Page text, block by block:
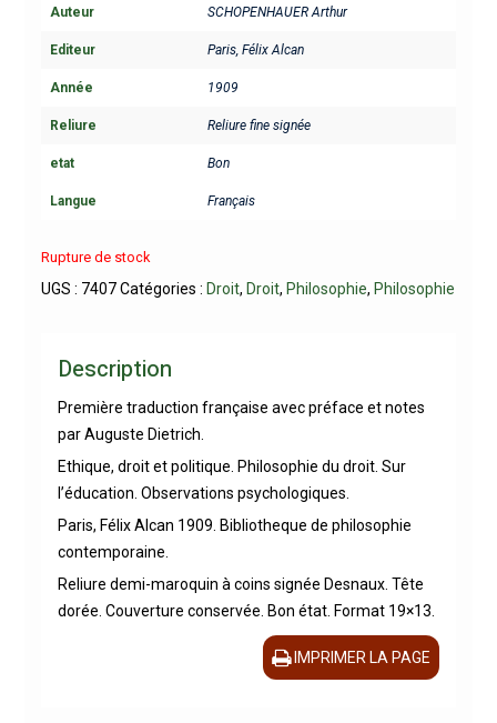
Auteur SCHOPENHAUER Arthur
Editeur Paris, Félix Alcan
Année 1909
Reliure Reliure fine signée
etat Bon
Langue Français
Rupture de stock
UGS : 7407 Catégories : Droit, Droit, Philosophie, Philosophie
Description
Première traduction française avec préface et notes
par Auguste Dietrich.
Ethique, droit et politique. Philosophie du droit. Sur
l’éducation. Observations psychologiques.
Paris, Félix Alcan 1909. Bibliotheque de philosophie
contemporaine.
Reliure demi-maroquin à coins signée Desnaux. Tête
dorée. Couverture conservée. Bon état. Format 19×13.
IMPRIMER LA PAGE